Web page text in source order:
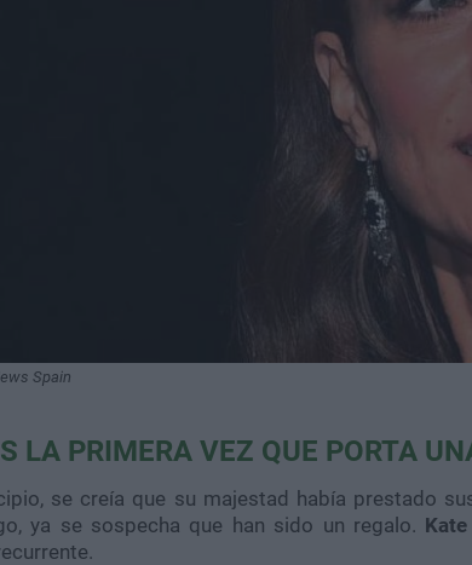
Spain
LA PRIMERA VEZ QUE PORTA
se creía que su majestad había prestado
ya se sospecha que han sido un regalo.